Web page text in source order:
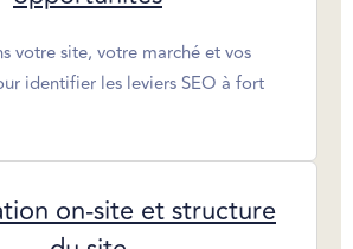
votre site, votre marché et vos
identifier les leviers SEO à fort
on-site et structure